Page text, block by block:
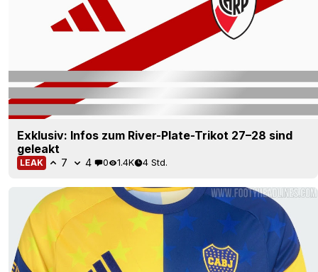
Exklusiv: Infos zum River-Plate-Trikot 27–28 sind
geleakt
LEAK 7 4 0 1.4K 4 Std.